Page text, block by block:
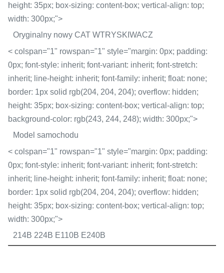
height: 35px; box-sizing: content-box; vertical-align: top;
width: 300px;">
Oryginalny nowy CAT WTRYSKIWACZ
< colspan="1" rowspan="1" style="margin: 0px; padding:
0px; font-style: inherit; font-variant: inherit; font-stretch:
inherit; line-height: inherit; font-family: inherit; float: none;
border: 1px solid rgb(204, 204, 204); overflow: hidden;
height: 35px; box-sizing: content-box; vertical-align: top;
background-color: rgb(243, 244, 248); width: 300px;">
Model samochodu
< colspan="1" rowspan="1" style="margin: 0px; padding:
0px; font-style: inherit; font-variant: inherit; font-stretch:
inherit; line-height: inherit; font-family: inherit; float: none;
border: 1px solid rgb(204, 204, 204); overflow: hidden;
height: 35px; box-sizing: content-box; vertical-align: top;
width: 300px;">
214B 224B E110B E240B